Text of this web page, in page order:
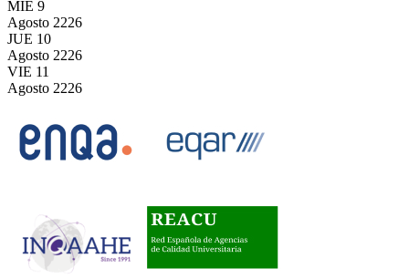
MIE 9
Agosto 2226
JUE 10
Agosto 2226
VIE 11
Agosto 2226